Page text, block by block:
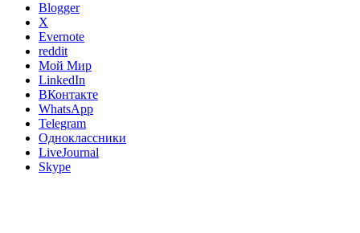
Blogger
X
Evernote
reddit
Мой Мир
LinkedIn
ВКонтакте
WhatsApp
Telegram
Одноклассники
LiveJournal
Skype